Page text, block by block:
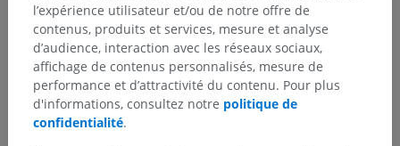
Système cardiovasculaire> Artères systémiques
Artère carotide commune> Artère carotide interne
Artère hypophysaire inférieure
Structures sous-jacentes :Il n'y a aucune structure
sous-jacente
l’expérience utilisateur et/ou de notre offre de
contenus, produits et services, mesure et analyse
d’audience, interaction avec les réseaux sociaux,
affichage de contenus personnalisés, mesure de
performance et d’attractivité du contenu. Pour plus
d'informations, consultez notre politique de
confidentialité.